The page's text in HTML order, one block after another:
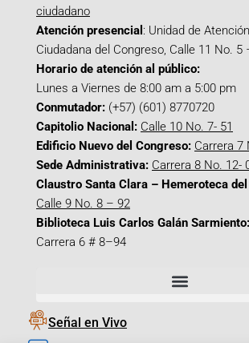
ciudadano
Atención presencial : Unidad de Atención
Ciudadana del Congreso, Calle 11 No. 5
Horario de atención al público:
Lunes a Viernes de 8:00 am a 5:00 pm
Conmutador: (+57) (601) 8770720
Capitolio Nacional: Calle 10 No. 7- 51
Edificio Nuevo del Congreso: Carrera 7
Sede Administrativa: Carrera 8 No. 12-
Claustro Santa Clara – Hemeroteca
Calle 9 No. 8 – 92
Biblioteca Luis Carlos Galán Sarmiento:
Carrera 6 # 8–94
Señal en Vivo